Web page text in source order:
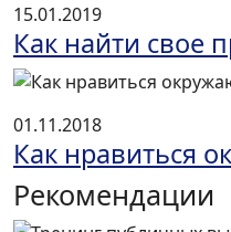
15.01.2019
Как найти свое
01.11.2018
Как нравиться
Рекомендации